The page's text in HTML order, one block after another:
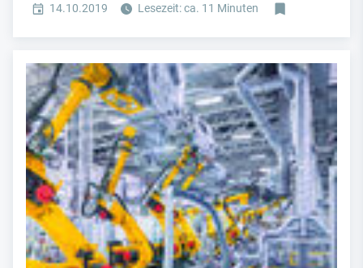
14.10.2019 Lesezeit: ca. 11 Minuten